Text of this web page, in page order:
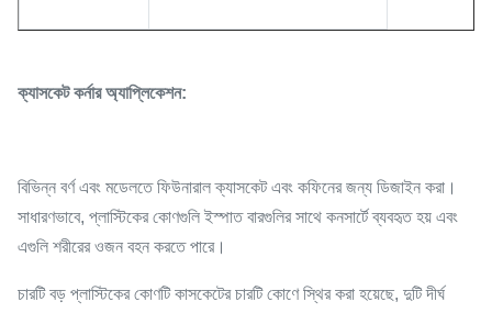
ক্যাসকেট কর্নার অ্যাপ্লিকেশন:
বিভিন্ন বর্ণ এবং মডেলতে ফিউনারাল ক্যাসকেট এবং কফিনের জন্য ডিজাইন করা।
সাধারণভাবে, প্লাস্টিকের কোণগুলি ইস্পাত বারগুলির সাথে কনসার্টে ব্যবহৃত হয় এবং
এগুলি শরীরের ওজন বহন করতে পারে।
চারটি বড় প্লাস্টিকের কোণটি কাসকেটের চারটি কোণে স্থির করা হয়েছে, দুটি দীর্ঘ